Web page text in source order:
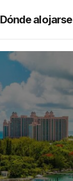
Dónde alojarse